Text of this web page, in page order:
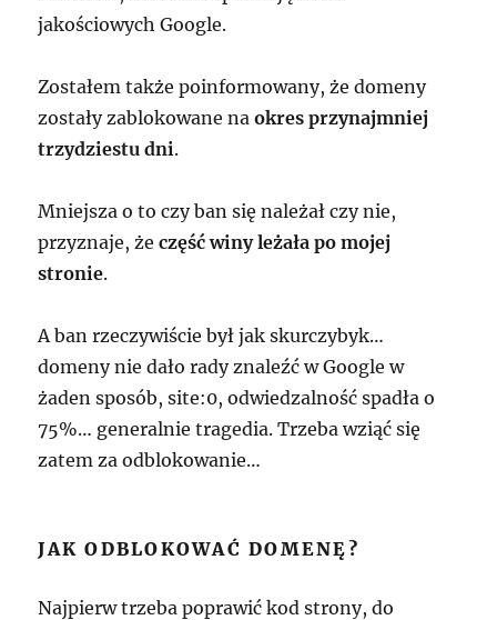
jakościowych Google.
Zostałem także poinformowany, że domeny
zostały zablokowane naokres przynajmniej
trzydziestu dni.
Mniejsza o to czy ban się należał czy nie,
przyznaje, żeczęść winy leżała po mojej
stronie.
A ban rzeczywiście był jak skurczybyk…
domeny nie dało rady znaleźć w Google w
żaden sposób, site:0, odwiedzalność spadła o
75%… generalnie tragedia. Trzeba wziąć się
zatem za odblokowanie…
JAK ODBLOKOWAĆ DOMENĘ?
Najpierw trzeba poprawić kod strony, do